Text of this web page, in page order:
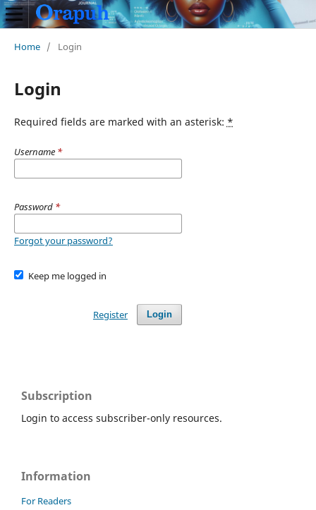
Home / Login
Login
Required fields are marked with an asterisk: *
Username *
Password *
Forgot your password?
Keep me logged in
Login
Register
Subscription
Login to access subscriber-only resources.
Information
For Readers